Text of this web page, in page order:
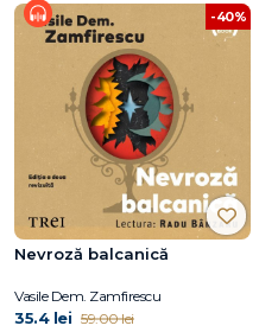
-40%
Nevroză balcanică
Vasile Dem. Zamfirescu
35.4 lei 59.00 lei